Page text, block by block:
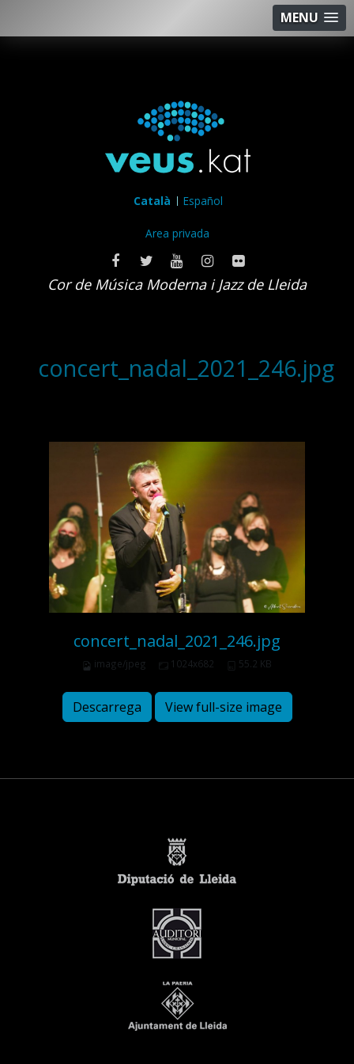
MENU
Català Español
Area privada
Cor de Música Moderna i Jazz de Lleida
concert_nadal_2021_246.jpg
concert_nadal_2021_246.jpg
image/jpeg 1024x682 55.2 KB
Descarrega View full-size image